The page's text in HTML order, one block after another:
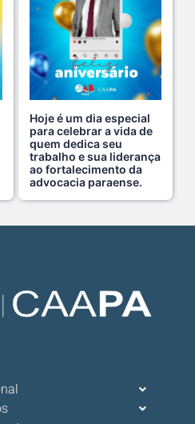
atenção especial em to s...
07, o diretor de saúde da s...
é cuidar da carreira.
endereço certo: Clube da A s...
da Advocacia está de p s...
tarefas e aumentar a pro s...
Hoje é um dia especial
para celebrar a vida de
quem dedica seu
trabalho e sua liderança
ao fortalecimento da
advocacia paraense.